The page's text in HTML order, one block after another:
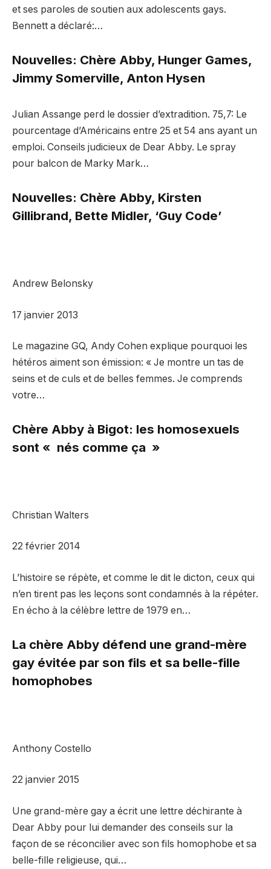
et ses paroles de soutien aux adolescents gays.
Bennett a déclaré:…
Nouvelles: Chère Abby, Hunger Games,
Jimmy Somerville, Anton Hysen
Julian Assange perd le dossier d’extradition. 75,7: Le
pourcentage d’Américains entre 25 et 54 ans ayant un
emploi. Conseils judicieux de Dear Abby. Le spray
pour balcon de Marky Mark…
Nouvelles: Chère Abby, Kirsten
Gillibrand, Bette Midler, ‘Guy Code’
Andrew Belonsky
17 janvier 2013
Le magazine GQ, Andy Cohen explique pourquoi les
hétéros aiment son émission: « Je montre un tas de
seins et de culs et de belles femmes. Je comprends
votre…
Chère Abby à Bigot: les homosexuels
sont « nés comme ça »
Christian Walters
22 février 2014
L’histoire se répète, et comme le dit le dicton, ceux qui
n’en tirent pas les leçons sont condamnés à la répéter.
En écho à la célèbre lettre de 1979 en…
La chère Abby défend une grand-mère
gay évitée par son fils et sa belle-fille
homophobes
Anthony Costello
22 janvier 2015
Une grand-mère gay a écrit une lettre déchirante à
Dear Abby pour lui demander des conseils sur la
façon de se réconcilier avec son fils homophobe et sa
belle-fille religieuse, qui…